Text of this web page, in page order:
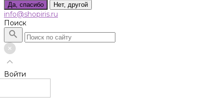
Да, спасибо Нет, другой
info@shopiris.ru
Поиск
Войти